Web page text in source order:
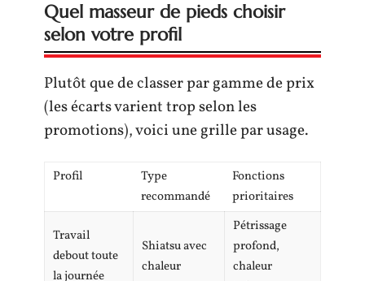
Quel masseur de pieds choisir
selon votre profil
Plutôt que de classer par gamme de prix
(les écarts varient trop selon les
promotions), voici une grille par usage.
Profil
Type
recommandé
Fonctions
prioritaires
Travail
debout toute
la journée
Shiatsu avec
chaleur
Pétrissage
profond,
chaleur